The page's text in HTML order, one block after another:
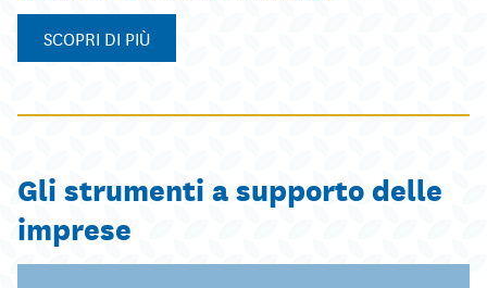
SCOPRI DI PIÙ
Gli strumenti a supporto delle
imprese